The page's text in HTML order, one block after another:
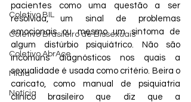
Coletivo BIL
Coletivo Brasileiro de Bissexuais
Coletivo AbrAce
Mídia
Notícia
pacientes como uma questão a ser
resolvida, um sinal de problemas
emocionais ou mesmo um sintoma de
algum distúrbio psiquiátrico. Não são
incomuns diagnósticos nos quais a
sexualidade é usada como critério. Beira o
caricato, como manual de psiquiatria
clínico brasileiro que diz que a